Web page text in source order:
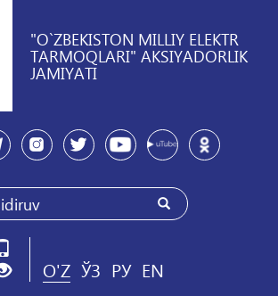
"O`ZBEKISTON MILLIY ELEKTR
TARMOQLARI" AKSIYADORLIK
JAMIYATI
O'Z ЎЗ РУ EN